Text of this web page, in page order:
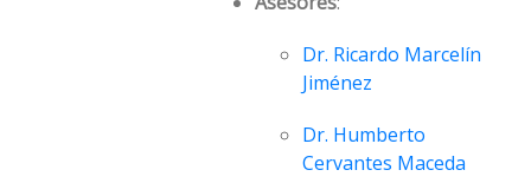
Dr. Ricardo Marcelín
Jiménez
Dr. Humberto
Cervantes Maceda